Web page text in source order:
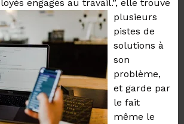
engagés au travail.”, elle trouve
plusieurs
pistes de
solutions à
son
problème,
et garde par
le fait
même le